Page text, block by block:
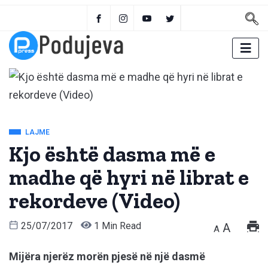
LAJME
Kjo është dasma më e
madhe që hyri në librat e
rekordeve (Video)
25/07/2017 1 Min Read A A
Mijëra njerëz morën pjesë në një dasmë